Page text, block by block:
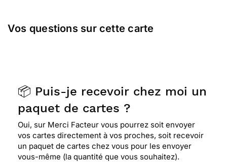
Vos questions sur cette carte
📦 Puis-je recevoir chez moi un
paquet de cartes ?
Oui, sur Merci Facteur vous pourrez soit envoyer
vos cartes directement à vos proches, soit recevoir
un paquet de cartes chez vous pour les envoyer
vous-même (la quantité que vous souhaitez).